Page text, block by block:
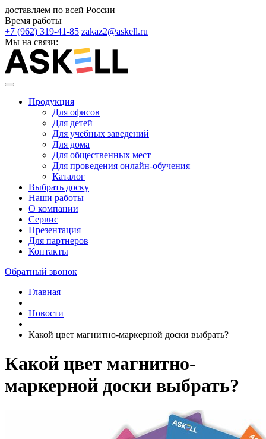
доставляем по всей России
Время работы
+7 (962) 319-41-85 zakaz2@askell.ru
Мы на связи:
Продукция
Для офисов
Для детей
Для учебных заведений
Для дома
Для общественных мест
Для проведения онлайн-обучения
Каталог
Выбрать доску
Наши работы
О компании
Сервис
Презентация
Для партнеров
Контакты
Обратный звонок
Главная
Новости
Какой цвет магнитно-маркерной доски выбрать?
Какой цвет магнитно-
маркерной доски выбрать?